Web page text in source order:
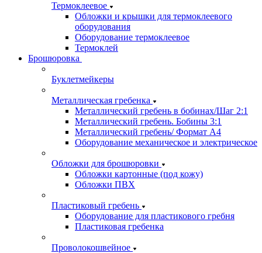
Термоклеевое
Обложки и крышки для термоклеевого
оборудования
Оборудование термоклеевое
Термоклей
Брошюровка
Буклетмейкеры
Металлическая гребенка
Металлический гребень в бобинах/Шаг 2:1
Металлический гребень. Бобины 3:1
Металлический гребень/ Формат А4
Оборудование механическое и электрическое
Обложки для брошюровки
Обложки картонные (под кожу)
Обложки ПВХ
Пластиковый гребень
Оборудование для пластикового гребня
Пластиковая гребенка
Проволокошвейное